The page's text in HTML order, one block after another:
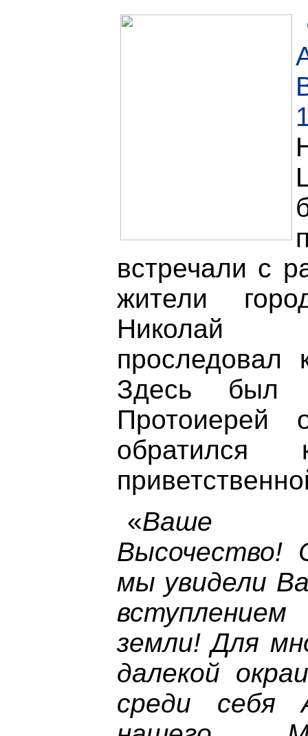
встречали с
жители
Николай
проследовал
Здесь был
«Ваше
Высочество!
мы увидели
земли! Для
далекой
среди себя